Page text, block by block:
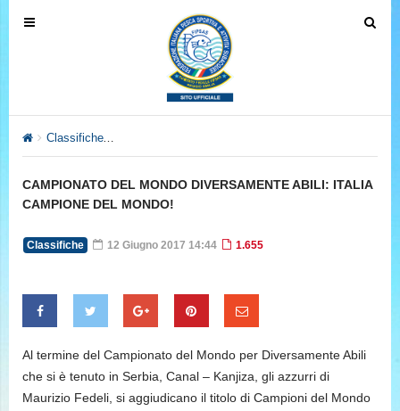
T
v
g
a
T
v
Classifiche
CAMPIONATO DEL MONDO DIVERSAMENTE ABILI: ITALIA
CAMPIONE DEL MONDO!
Classifiche 12 Giugno 2017 14:44 1.655
Al termine del Campionato del Mondo per Diversamente Abili
che si è tenuto in Serbia, Canal – Kanjiza, gli azzurri di
Maurizio Fedeli, si aggiudicano il titolo di Campioni del Mondo